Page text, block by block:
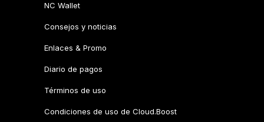
NC Wallet
Consejos y noticias
Enlaces & Promo
Diario de pagos
Términos de uso
Condiciones de uso de Cloud.Boost